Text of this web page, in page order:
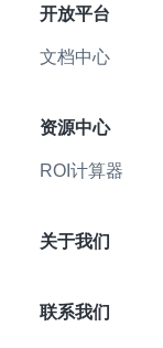
开放平台
文档中心
资源中心
ROI计算器
关于我们
联系我们